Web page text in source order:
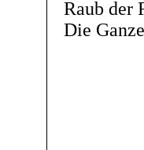
Raub der
Die